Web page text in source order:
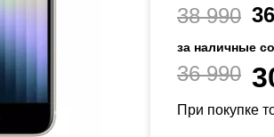
38 990
за наличные
36 990
При покупке